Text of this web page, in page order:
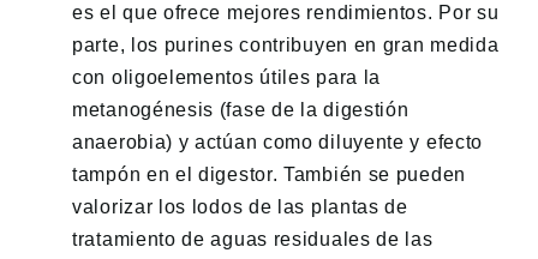
es el que ofrece mejores rendimientos. Por su
parte, los purines contribuyen en gran medida
con oligoelementos útiles para la
metanogénesis (fase de la digestión
anaerobia) y actúan como diluyente y efecto
tampón en el digestor. También se pueden
valorizar los lodos de las plantas de
tratamiento de aguas residuales de las